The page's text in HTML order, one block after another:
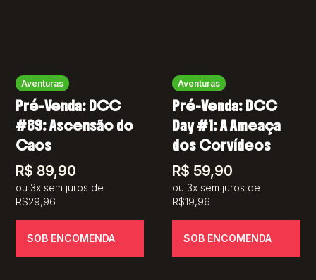
Aventuras
Pré-Venda: DCC
#89: Ascensão do
Caos
R$ 89,90
ou 3x sem juros de
R$29,96
SOB ENCOMENDA
Aventuras
Pré-Venda: DCC
Day #1: A Ameaça
dos Corvídeos
R$ 59,90
ou 3x sem juros de
R$19,96
SOB ENCOMENDA